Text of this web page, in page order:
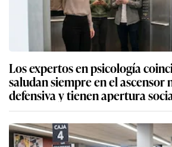
Los expertos en psicología
saludan siempre en el ascensor
defensiva y tienen apertura